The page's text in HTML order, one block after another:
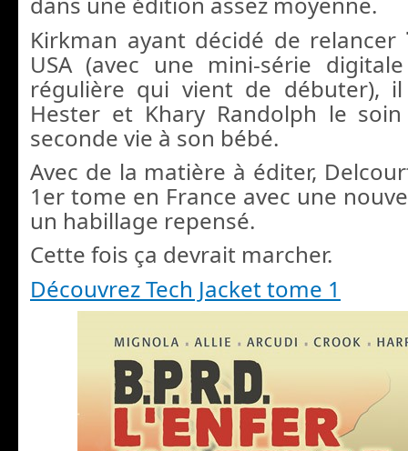
Kirkman ayant décidé de relancer
USA (avec une mini-série
régulière qui vient de débuter),
Hester et Khary Randolph le
seconde vie à son bébé.
Avec de la matière à éditer,
1er tome en France avec une
un habillage repensé.
Cette fois ça devrait marcher.
Découvrez Tech Jacket tome 1